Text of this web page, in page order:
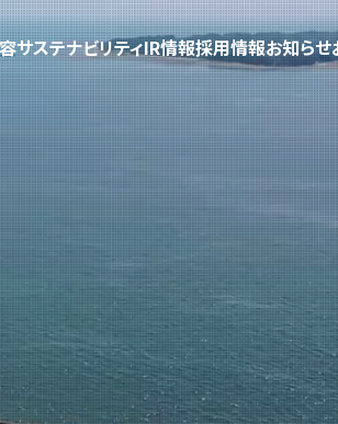
サステナビリティIR情報採用情報お知らせ